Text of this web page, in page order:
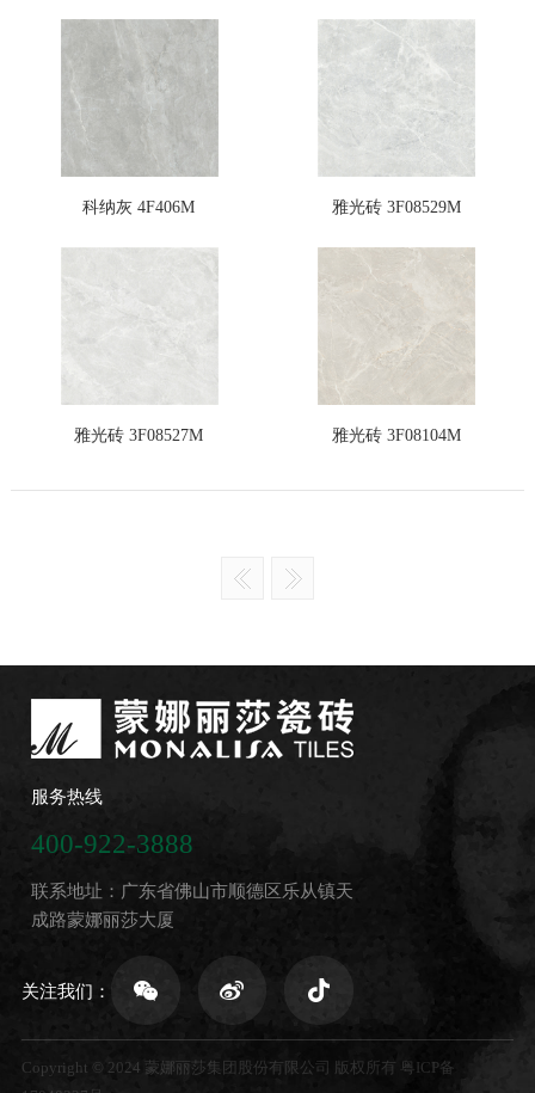
科纳灰 4F406M 雅光砖 3F08529M
雅光砖 3F08527M 雅光砖 3F08104M
服务热线
400-922-3888
联系地址：广东省佛山市顺德区乐从镇天
成路蒙娜丽莎大厦
关注我们：
Copyright © 2024 蒙娜丽莎集团股份有限公司 版权所有 粤ICP备